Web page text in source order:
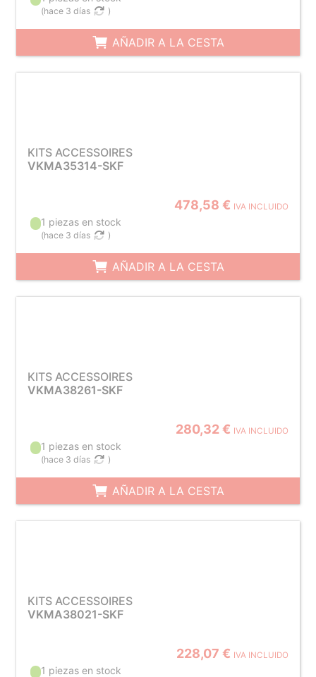
(hace 3 días )
AÑADIR A LA CESTA
KITS ACCESSOIRES
VKMA35314-SKF
478,58 € IVA INCLUIDO
1 piezas en stock
(hace 3 días )
AÑADIR A LA CESTA
KITS ACCESSOIRES
VKMA38261-SKF
280,32 € IVA INCLUIDO
1 piezas en stock
(hace 3 días )
AÑADIR A LA CESTA
KITS ACCESSOIRES
VKMA38021-SKF
228,07 € IVA INCLUIDO
1 piezas en stock